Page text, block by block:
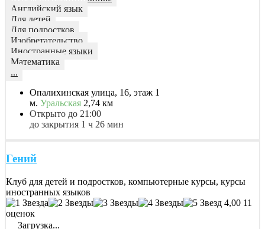
Английский язык
Для детей
Для подростков
Изобретательство
Иностранные языки
Математика
...
Опалихинская улица, 16, этаж 1
м. Уральская 2,74 км
Открыто до 21:00
до закрытия 1 ч 26 мин
Гений
Клуб для детей и подростков, компьютерные курсы, курсы
иностранных языков
4,00 11
оценок
Загрузка...